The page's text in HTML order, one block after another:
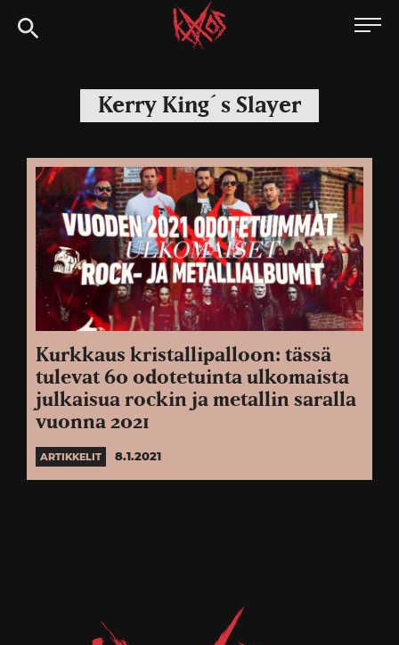
Siirry
suoraan
Kaaoszine
Kerry King´s Slayer
Kurkkaus kristallipalloon: tässä
tulevat 60 odotetuinta ulkomaista
julkaisua rockin ja metallin saralla
vuonna 2021
ARTIKKELIT 8.1.2021